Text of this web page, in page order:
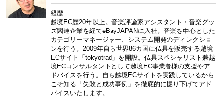
経歴
越境EC歴20年以上。音楽評論家アシスタント・音楽グッ
ズ関連企業を経てeBayJAPANに入社。音楽を中心とした
カテゴリーマネージャー、システム開発のディレクショ
ンを行う。2009年自ら世界86カ国に仏具を販売する越境
ECサイト「tokyotrad」を開設。仏具スペシャリスト兼越
境ECコンサルタントとして越境EC事業者様の支援やア
ドバイスを行う。自ら越境ECサイトを実践しているから
こそ知る「失敗と成功事例」を徹底的に掘り下げてアド
バイスいたします。